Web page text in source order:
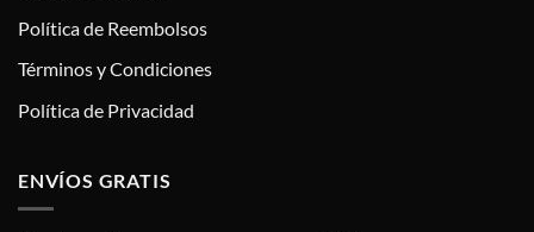
Política de Reembolsos
Términos y Condiciones
Política de Privacidad
ENVÍOS GRATIS